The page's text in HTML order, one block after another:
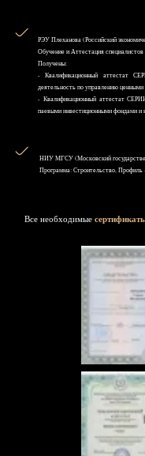
РЭУ Плеханова (Российский
Обучение и Аттестация
Получены:
- Квалификационный аттестат
деятельность по управлению
- Квалификационный аттестат
паевыми инвестиционными фондами и
НИУ MГСУ (Московский
Программа: Строительство,
Все необходимые